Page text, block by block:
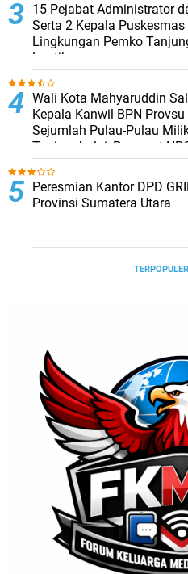
15 Pejabat Administrator
Serta 2 Kepala Puskesmas
Lingkungan Pemko
Lantik
Wali Kota Mahyaruddin
Kepala Kanwil BPN
Sejumlah Pulau-Pulau
Tanjungbalai, Percepat
Sertifikasi Aset
Peresmian Kantor DPD
Provinsi Sumatera Utara